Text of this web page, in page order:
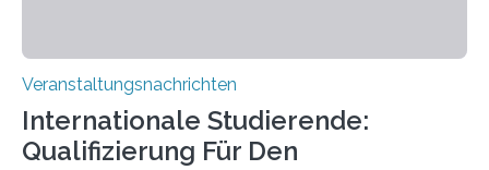
Veranstaltungsnachrichten
Internationale Studierende:
Qualifizierung Für Den